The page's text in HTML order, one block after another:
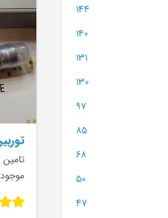
144
140
131
130
97
85
68
50
47